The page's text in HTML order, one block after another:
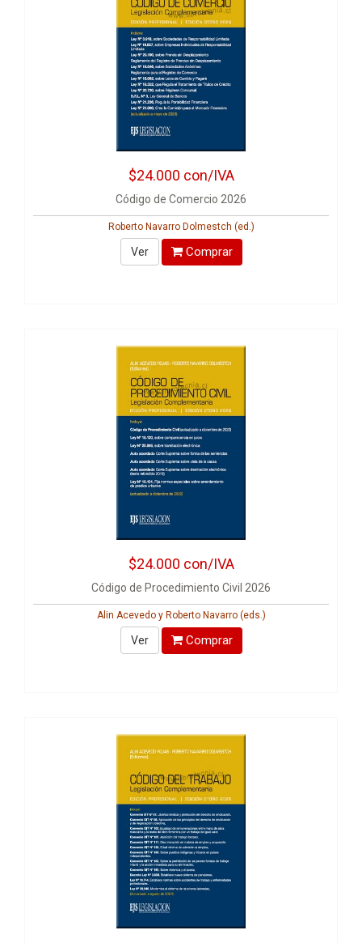
$24.000 con/IVA
Código de Comercio 2026
Roberto Navarro Dolmestch (ed.)
Ver Comprar
$24.000 con/IVA
Código de Procedimiento Civil 2026
Alin Acevedo y Roberto Navarro (eds.)
Ver Comprar